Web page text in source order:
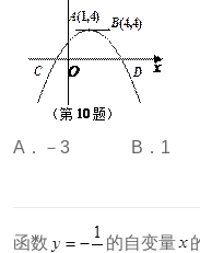
A．－3 B．
函数 的自变量